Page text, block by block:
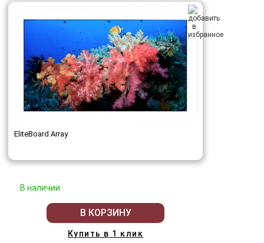
EliteBoard Array
В наличии
В КОРЗИНУ
Купить в 1 клик